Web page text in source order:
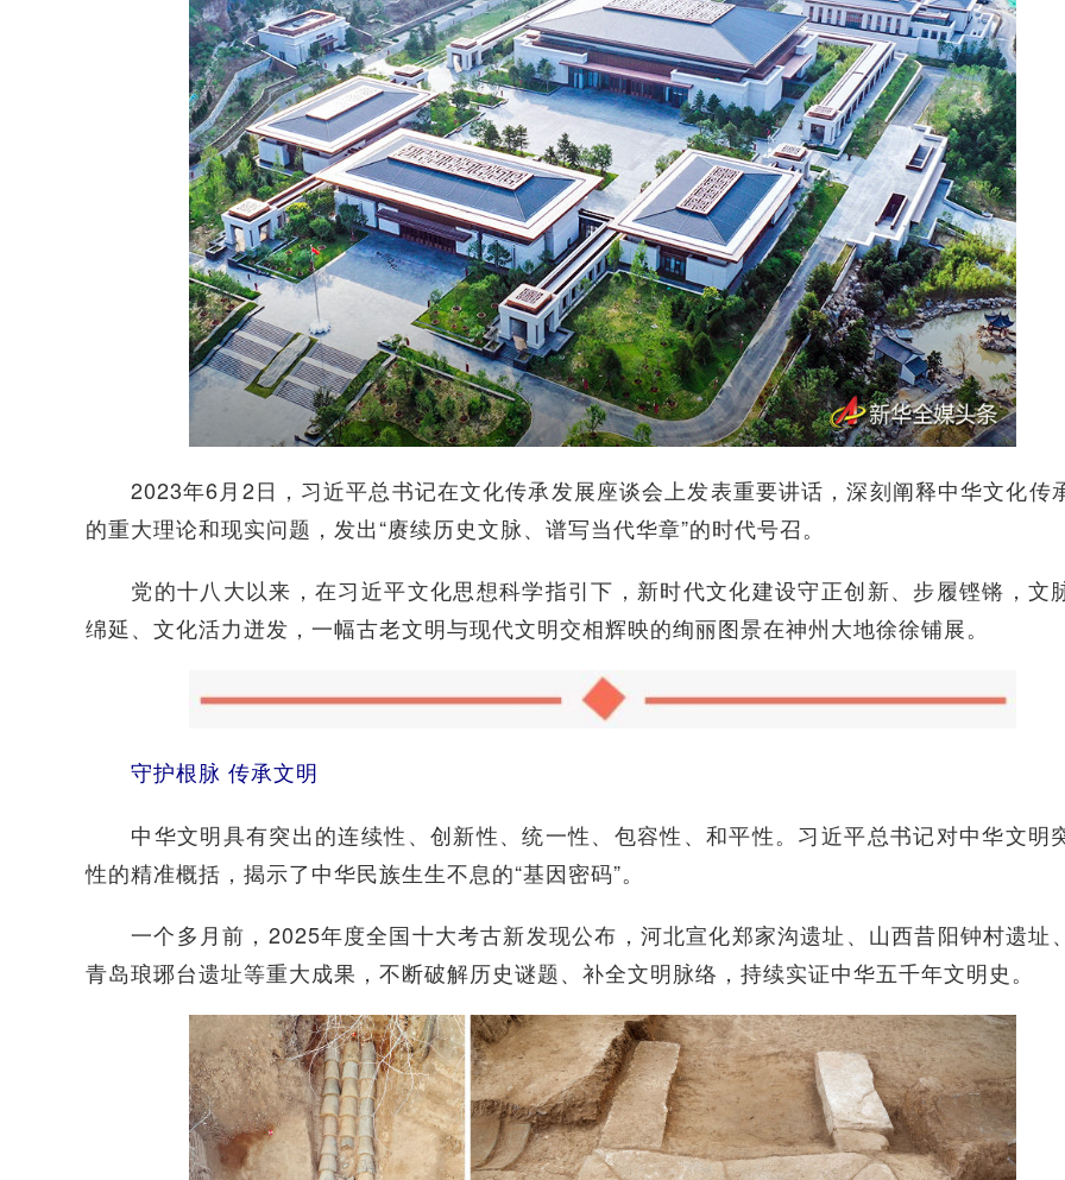
2023年6月2日，习近平总书记在文化传承发展座谈会上发表重要讲话，深刻阐释中华文化传
的重大理论和现实问题，发出“赓续历史文脉、谱写当代华章”的时代号召。
党的十八大以来，在习近平文化思想科学指引下，新时代文化建设守正创新、步履铿锵，文
绵延、文化活力迸发，一幅古老文明与现代文明交相辉映的绚丽图景在神州大地徐徐铺展。
守护根脉 传承文明
中华文明具有突出的连续性、创新性、统一性、包容性、和平性。习近平总书记对中华文明
性的精准概括，揭示了中华民族生生不息的“基因密码”。
一个多月前，2025年度全国十大考古新发现公布，河北宣化郑家沟遗址、山西昔阳钟村遗址
青岛琅琊台遗址等重大成果，不断破解历史谜题、补全文明脉络，持续实证中华五千年文明史。